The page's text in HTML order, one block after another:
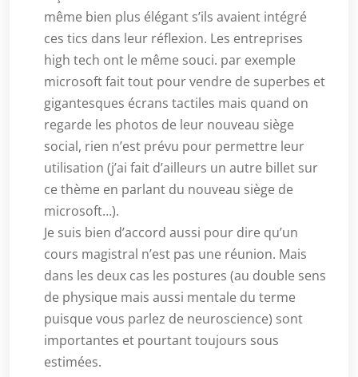
même bien plus élégant s’ils avaient intégré
ces tics dans leur réflexion. Les entreprises
high tech ont le même souci. par exemple
microsoft fait tout pour vendre de superbes et
gigantesques écrans tactiles mais quand on
regarde les photos de leur nouveau siège
social, rien n’est prévu pour permettre leur
utilisation (j’ai fait d’ailleurs un autre billet sur
ce thème en parlant du nouveau siège de
microsoft…).
Je suis bien d’accord aussi pour dire qu’un
cours magistral n’est pas une réunion. Mais
dans les deux cas les postures (au double sens
de physique mais aussi mentale du terme
puisque vous parlez de neuroscience) sont
importantes et pourtant toujours sous
estimées.